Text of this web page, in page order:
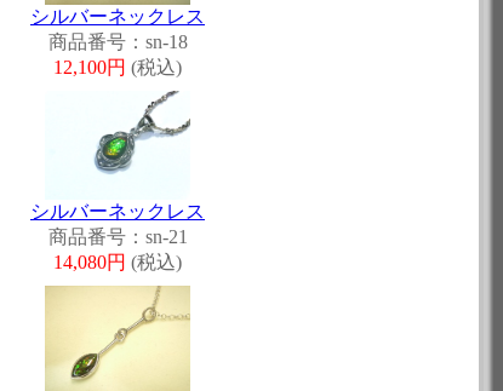
シルバーネックレス
商品番号：sn-18
12,100円 (税込)
シルバーネックレス
商品番号：sn-21
14,080円 (税込)